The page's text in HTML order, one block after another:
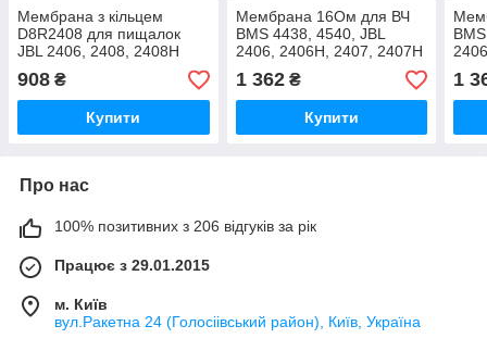
Мембрана з кільцем
D8R2408 для пищалок
JBL 2406, 2408, 2408H
908 ₴
Купити
Мембрана 16Ом для ВЧ
BMS 4438, 4540, JBL
2406, 2406H, 2407, 2407H
1 362₴
Купити
1
Про нас
100% позитивних з 206 відгуків за рік
Працює з 29.01.2015
м. Київ
вул.Ракетна 24 (Голосіівський район), Київ, Україна